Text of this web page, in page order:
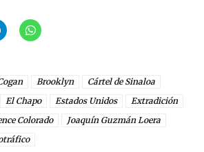
Brooklyn
Cártel de Sinaloa
El Chapo Estados Unidos
Extradición
Colorado
Joaquín Guzmán Loera